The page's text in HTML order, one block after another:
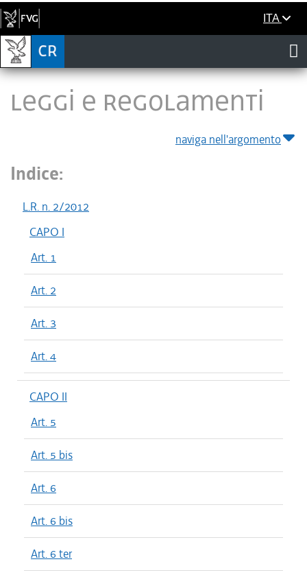
ITA
LEGGI E REGOLAMENTI
naviga nell'argomento
Indice:
L.R. n. 2/2012
CAPO I
Art. 1
Art. 2
Art. 3
Art. 4
CAPO II
Art. 5
Art. 5 bis
Art. 6
Art. 6 bis
Art. 6 ter